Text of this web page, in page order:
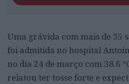
Uma grávida com mais de 35
foi admitida no hospital
no dia 24 de março com 38.6
relatou ter tosse forte e